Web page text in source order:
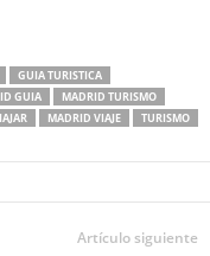
GUIA TURISTICA
GUIA
MADRID TURISMO
MADRID VIAJE
TURISMO
Artículo siguiente